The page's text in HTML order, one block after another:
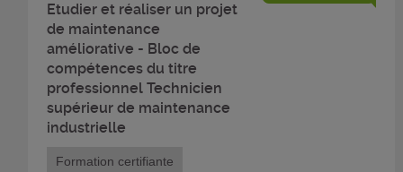
Etudier et réaliser un projet
de maintenance
améliorative - Bloc de
compétences du titre
professionnel Technicien
supérieur de maintenance
industrielle
Formation certifiante